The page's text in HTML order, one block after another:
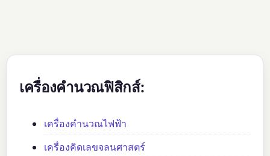
เครื่องคำนวณฟิสิกส์:
เครื่องคำนวณไฟฟ้า
เครื่องคิดเลขจลนศาสตร์